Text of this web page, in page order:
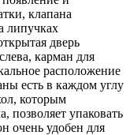
клапана
липучках
дверь
карман для
расположение
есть в каждом углу
которым
позволяет упаковать
очень удобен для